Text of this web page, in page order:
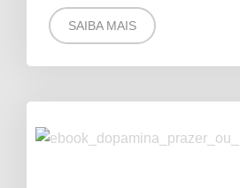
SAIBA MAIS